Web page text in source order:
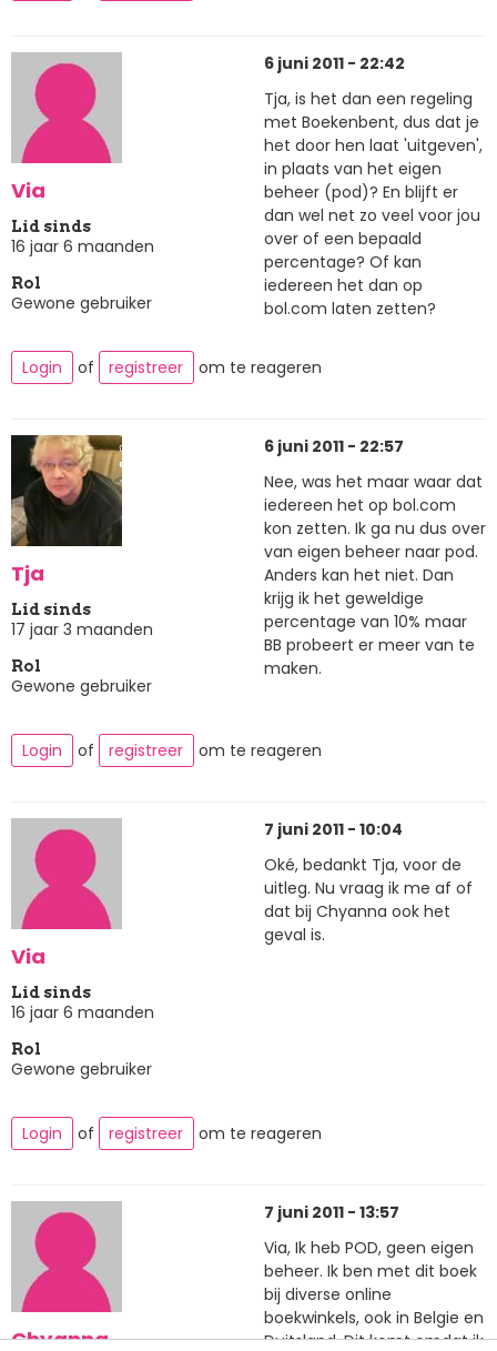
Via
Lid sinds
16 jaar 6 maanden
Rol
Gewone gebruiker
6 juni 2011 - 22:42
Tja, is het dan een regeling
met Boekenbent, dus dat je
het door hen laat 'uitgeven',
in plaats van het eigen
beheer (pod)? En blijft er
dan wel net zo veel voor jou
over of een bepaald
percentage? Of kan
iedereen het dan op
bol.com laten zetten?
Login of registreer om te reageren
Tja
Lid sinds
17 jaar 3 maanden
Rol
Gewone gebruiker
6 juni 2011 - 22:57
Nee, was het maar waar dat
iedereen het op bol.com
kon zetten. Ik ga nu dus over
van eigen beheer naar pod.
Anders kan het niet. Dan
krijg ik het geweldige
percentage van 10% maar
BB probeert er meer van te
maken.
Login of registreer om te reageren
Via
Lid sinds
16 jaar 6 maanden
Rol
Gewone gebruiker
7 juni 2011 - 10:04
Oké, bedankt Tja, voor de
uitleg. Nu vraag ik me af of
dat bij Chyanna ook het
geval is.
Login of registreer om te reageren
Chyanna
7 juni 2011 - 13:57
Via, Ik heb POD, geen eigen
beheer. Ik ben met dit boek
bij diverse online
boekwinkels, ook in Belgie en
Duitsland. Dit komt omdat ik